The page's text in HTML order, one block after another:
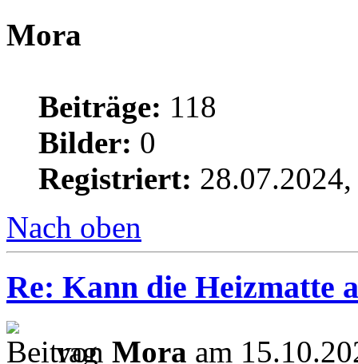
Mora
Beiträge: 118
Bilder: 0
Registriert:
Nach oben
Re: Kann die Heizmatte
von Mora am